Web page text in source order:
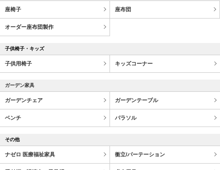
座椅子 座布団
オーダー座布団製作
子供椅子・キッズ
子供用椅子 キッズコーナー
ガーデン家具
ガーデンチェア ガーデンテーブル
ベンチ パラソル
その他
ナゼロ 医療福祉家具 衝立/パーテーション